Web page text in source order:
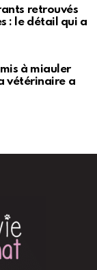
retrouvés
: le détail qui a
mis à miauler
vétérinaire a